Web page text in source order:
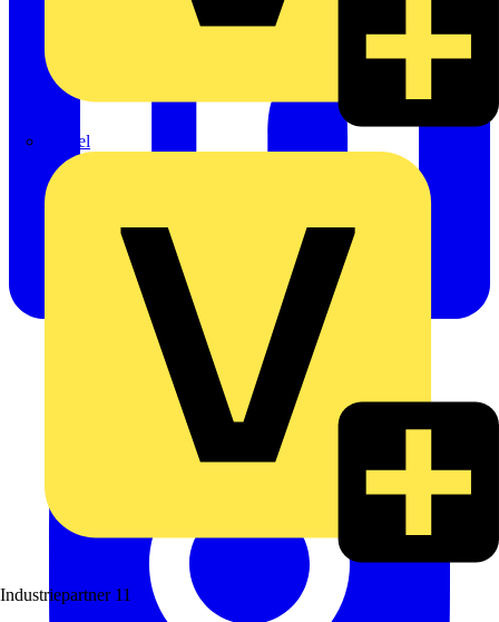
Rexel
Industriepartner 11